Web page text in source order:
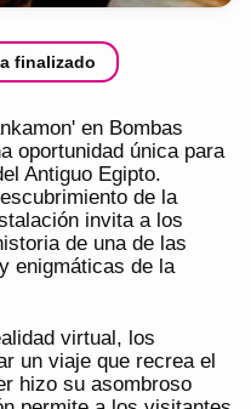
finalizado
en Bombas
oportunidad única para
Antiguo Egipto.
de la
invita a los
de una de las
enigmáticas de la
virtual, los
un viaje que recrea el
hizo su asombroso